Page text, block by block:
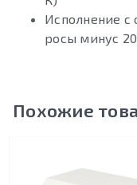
Исполнение
росы минус
Похожие